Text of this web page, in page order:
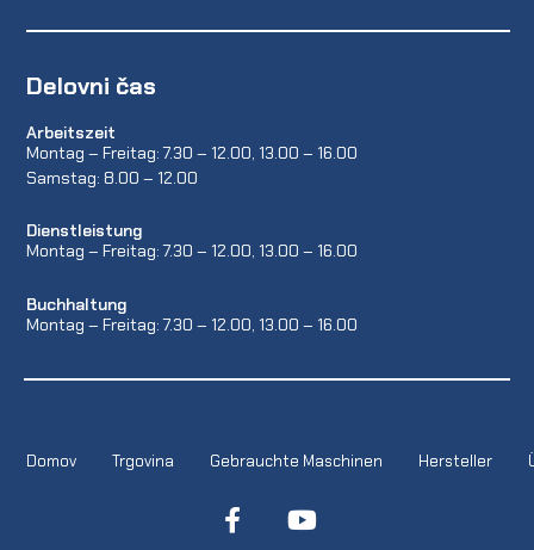
Delovni čas
Arbeitszeit
Montag – Freitag: 7.30 – 12.00, 13.00 – 16.00
Samstag: 8.00 – 12.00
Dienstleistung
Montag – Freitag: 7.30 – 12.00, 13.00 – 16.00
Buchhaltung
Montag – Freitag: 7.30 – 12.00, 13.00 – 16.00
Domov Trgovina Gebrauchte Maschinen Hersteller